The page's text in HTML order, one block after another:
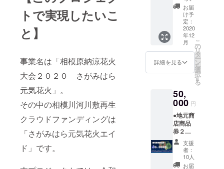
トで実現したいこ
と】
事業名は「相模原納涼花火
大会２０２０ さがみはら
元気花火」。
その中の相模川河川敷再生
クラウドファンディングは
「さがみはら元気花火エイ
ド」です。
ニック
ネーム
でも結
構で
す。ま
た、事
業主の
方など
内に社
名/屋号/
団体名
の掲載
なども
可能で
す。
例：相
模原 太
郎（株
花火の
打ち上
げ＋お
礼の
メール
商品券
は田名
地区の
品券と
なりま
す。 使
用でき
る商店
は１０
月中に
発表を
予定し
ており
念動画
DVD
●2020
オリジ
ナルタ
オルマ
フラー
●ホーム
ページ
への支
しての
名前の
記載
（サイ
ズ中）
●安心安
全な河
川敷＋
花火の
打ち上
お届
け予
定：
2020
年12
月
詳細を見る
こ
の
リ
タ
ー
ン
を
選
択
す
る
50,
000 円
●地元商
店商品
券２０
０００
円分
●2020
特別記
支援
者：
10人
お届